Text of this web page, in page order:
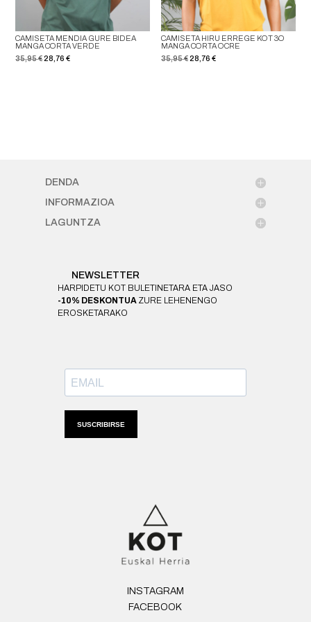
CAMISETA MENDIA GURE BIDEA
MANGA CORTA VERDE
35,95€El
precio
28,76€El
CAMISETA HIRU ERREGE KOT 3O
MANGA CORTA OCRE
35,95€El
precio
28,76€El
DENDA
INFORMAZIOA
LAGUNTZA
NEWSLETTER
HARPIDETU KOT BULETINETARA ETA JASO
-10% DESKONTUA ZURE LEHENENGO
EROSKETARAKO
SUSCRIBIRSE
INSTAGRAM
FACEBOOK